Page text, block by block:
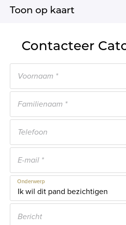
Toon op kaart
Contacteer
Onderwerp